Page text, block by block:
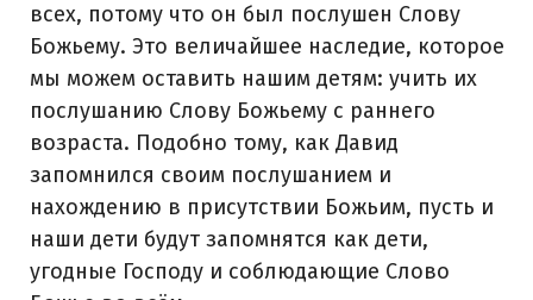
всех, потому что он был послушен Слову
Божьему. Это величайшее наследие, которое
мы можем оставить нашим детям: учить их
послушанию Слову Божьему с раннего
возраста. Подобно тому, как Давид
запомнился своим послушанием и
нахождению в присутствии Божьим, пусть и
наши дети будут запомнятся как дети,
угодные Господу и соблюдающие Слово